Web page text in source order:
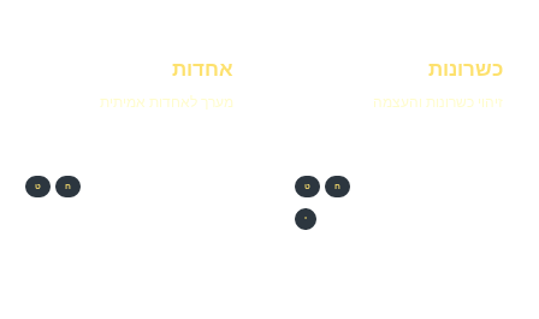
כשרונות
זיהוי כשרונות והעצמה
אחדות
מערך לאחדות אמיתית
ח ט
י
ח ט